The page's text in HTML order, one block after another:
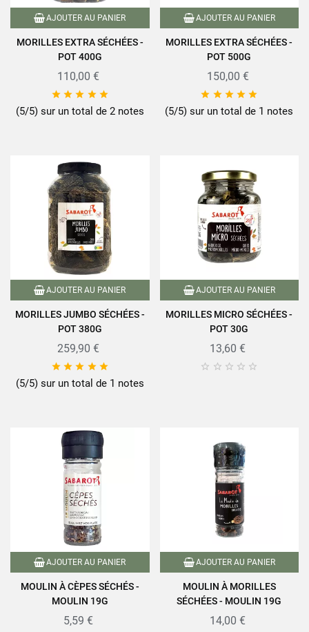
AJOUTER AU PANIER
MORILLES EXTRA SÉCHÉES -
POT 400G
110,00 €
    
(5/5) sur un total de 2 notes
AJOUTER AU PANIER
MORILLES EXTRA SÉCHÉES -
POT 500G
150,00 €
    
(5/5) sur un total de 1 notes
AJOUTER AU PANIER
MORILLES JUMBO SÉCHÉES -
POT 380G
259,90 €
    
(5/5) sur un total de 1 notes
AJOUTER AU PANIER
MORILLES MICRO SÉCHÉES -
POT 30G
13,60 €
    
AJOUTER AU PANIER
MOULIN À CÈPES SÉCHÉS -
MOULIN 19G
5,59 €
AJOUTER AU PANIER
MOULIN À MORILLES
SÉCHÉES - MOULIN 19G
14,00 €